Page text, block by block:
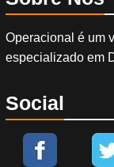
Operacional é um
especializado em
Social